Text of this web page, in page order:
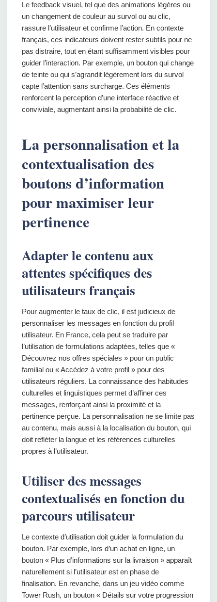
Le feedback visuel, tel que des animations légères ou
un changement de couleur au survol ou au clic,
rassure l’utilisateur et confirme l’action. En contexte
français, ces indicateurs doivent rester subtils pour ne
pas distraire, tout en étant suffisamment visibles pour
guider l’interaction. Par exemple, un bouton qui change
de teinte ou qui s’agrandit légèrement lors du survol
capte l’attention sans surcharge. Ces éléments
renforcent la perception d’une interface réactive et
conviviale, augmentant ainsi la probabilité de clic.
La personnalisation et la
contextualisation des
boutons d’information
pour maximiser leur
pertinence
Adapter le contenu aux
attentes spécifiques des
utilisateurs français
Pour augmenter le taux de clic, il est judicieux de
personnaliser les messages en fonction du profil
utilisateur. En France, cela peut se traduire par
l’utilisation de formulations adaptées, telles que «
Découvrez nos offres spéciales » pour un public
familial ou « Accédez à votre profil » pour des
utilisateurs réguliers. La connaissance des habitudes
culturelles et linguistiques permet d’affiner ces
messages, renforçant ainsi la proximité et la
pertinence perçue. La personnalisation ne se limite pas
au contenu, mais aussi à la localisation du bouton, qui
doit refléter la langue et les références culturelles
propres à l’utilisateur.
Utiliser des messages
contextualisés en fonction du
parcours utilisateur
Le contexte d’utilisation doit guider la formulation du
bouton. Par exemple, lors d’un achat en ligne, un
bouton « Plus d’informations sur la livraison » apparaît
naturellement si l’utilisateur est en phase de
finalisation. En revanche, dans un jeu vidéo comme
Tower Rush, un bouton « Détails sur votre progression